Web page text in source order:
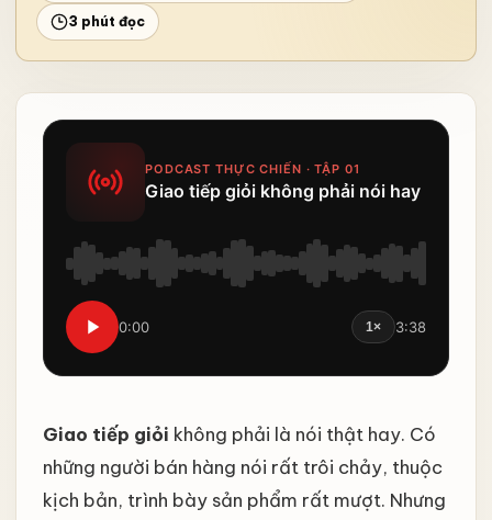
3 phút đọc
Giao tiếp giỏi không phải là nói thật hay. Có
những người bán hàng nói rất trôi chảy, thuộc
kịch bản, trình bày sản phẩm rất mượt. Nhưng